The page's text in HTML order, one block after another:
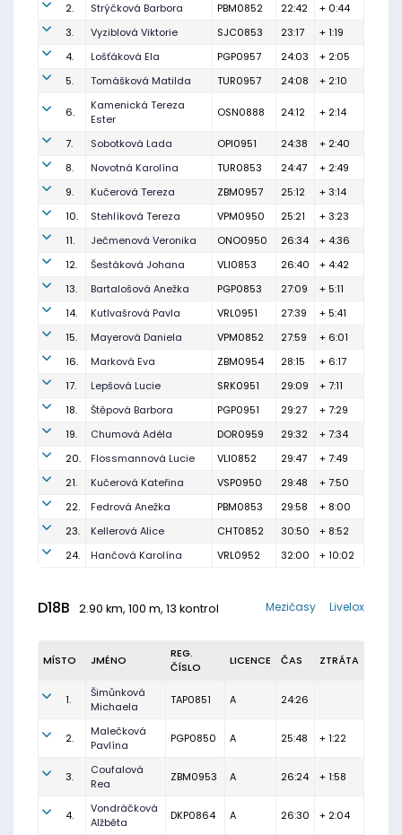
2.
Strýčková Barbora PBM0852 22:42
+ 0:44
3.
Vyziblová Viktorie SJC0853 23:17
+ 1:19
4.
Lošťáková Ela PGP0957 24:03
+ 2:05
5.
Tomášková Matilda TUR0957 24:08 + 2:10
6.
Kamenická Tereza
Ester
OSN0888 24:12 + 2:14
7. Sobotková Lada OPI0951 24:38
+ 2:40
8.
Novotná Karolína TUR0853 24:47
+ 2:49
9.
Kučerová Tereza ZBM0957 25:12
+ 3:14
10.
Stehlíková Tereza VPM0950 25:21
+ 3:23
11.
Ječmenová Veronika ONO0950 26:34
+ 4:36
12.
Šestáková Johana VLI0853 26:40
+ 4:42
13.
Bartalošová Anežka PGP0853 27:09
+ 5:11
14.
Kutlvašrová Pavla VRL0951 27:39
+ 5:41
15.
Mayerová Daniela VPM0852 27:59
+ 6:01
16.
Marková Eva ZBM0954 28:15
+ 6:17
17.
Lepšová Lucie SRK0951 29:09
+ 7:11
18.
Štěpová Barbora PGP0951 29:27
+ 7:29
19.
Chumová Adéla DOR0959 29:32
+ 7:34
20.
Flossmannová Lucie VLI0852 29:47
+ 7:49
21.
Kučerová Kateřina VSP0950 29:48
+ 7:50
22.
Fedrová Anežka PBM0853 29:58
+ 8:00
23.
Kellerová Alice CHT0852 30:50
+ 8:52
24.
Hančová Karolína VRL0952 32:00 + 10:02
D18B 2.90 km, 100 m, 13 kontrol Livelox
Mezičasy
MÍSTO JMÉNO
REG.
ČÍSLO
LICENCE ČAS ZTRÁTA
1.
Šimůnková
Michaela
TAP0851 A 24:26
2.
Malečková
Pavlína
PGP0850 A 25:48 + 1:22
3.
Coufalová
Rea
ZBM0953 A 26:24 + 1:58
4.
Vondráčková
Alžběta
DKP0864 A 26:30 + 2:04